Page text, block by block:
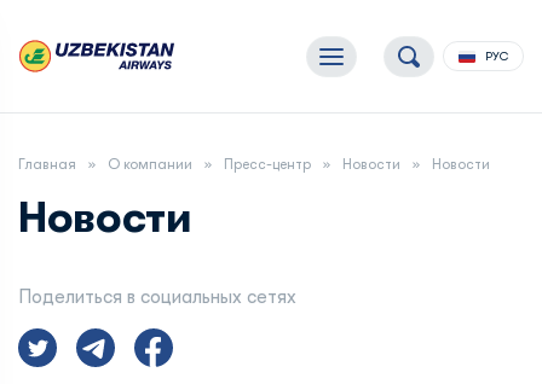
РУС
Главная О компании Пресс-центр Новости Новости
Новости
Поделиться в социальных сетях